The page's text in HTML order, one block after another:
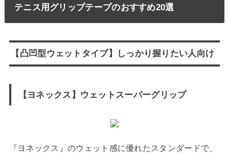
テニス用グリップテープのおすすめ20選
【凸凹型ウェットタイプ】しっかり握りたい人向け
【ヨネックス】ウェットスーパーグリップ
『ヨネックス』のウェット感に優れたスタンダードで、